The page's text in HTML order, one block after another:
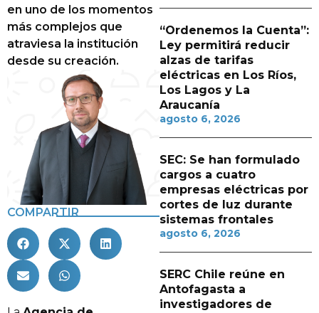
en uno de los momentos
más complejos que
atraviesa la institución
desde su creación.
COMPARTIR
“Ordenemos la Cuenta”:
Ley permitirá reducir
alzas de tarifas
eléctricas en Los Ríos,
Los Lagos y La
Araucanía
agosto 6, 2026
SEC: Se han formulado
cargos a cuatro
empresas eléctricas por
cortes de luz durante
sistemas frontales
agosto 6, 2026
SERC Chile reúne en
Antofagasta a
investigadores de